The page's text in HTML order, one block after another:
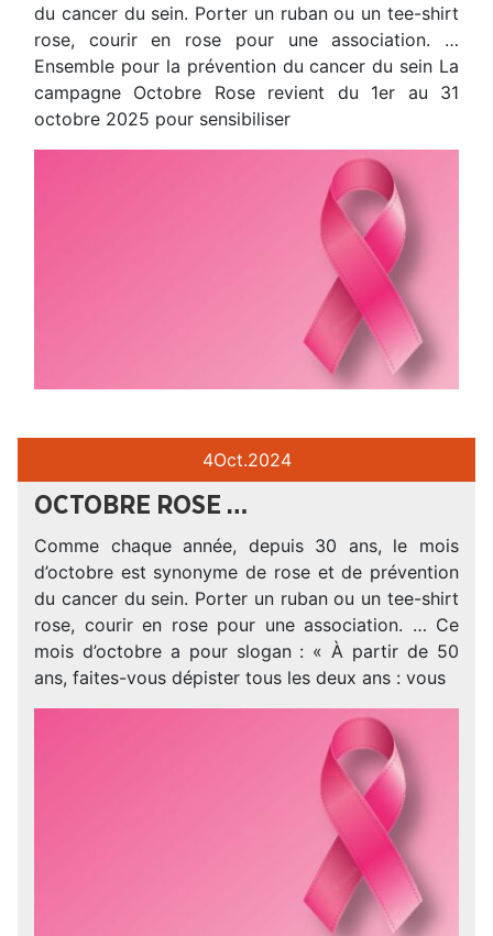
du cancer du sein. Porter un ruban ou un tee-shirt
rose, courir en rose pour une association. …
Ensemble pour la prévention du cancer du sein La
campagne Octobre Rose revient du 1er au 31
octobre 2025 pour sensibiliser
4Oct.2024
OCTOBRE ROSE …
Comme chaque année, depuis 30 ans, le mois
d’octobre est synonyme de rose et de prévention
du cancer du sein. Porter un ruban ou un tee-shirt
rose, courir en rose pour une association. … Ce
mois d’octobre a pour slogan : « À partir de 50
ans, faites-vous dépister tous les deux ans : vous